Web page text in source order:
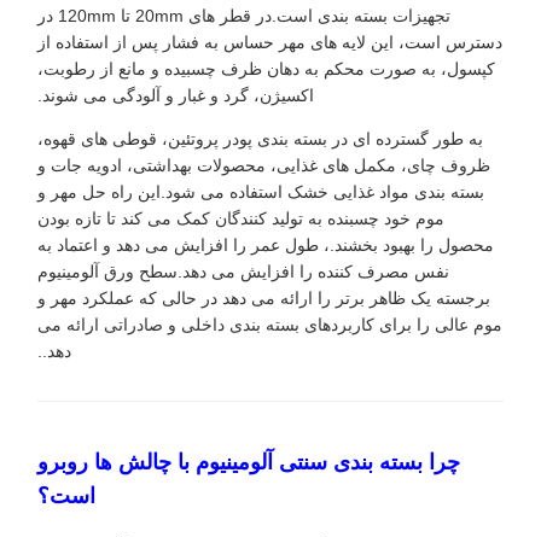
تجهیزات بسته بندی است.در قطر های 20mm تا 120mm در
دسترس است، این لایه های مهر حساس به فشار پس از استفاده از
کپسول، به صورت محکم به دهان ظرف چسبیده و مانع از رطوبت،
اکسیژن، گرد و غبار و آلودگی می شوند.
به طور گسترده ای در بسته بندی پودر پروتئین، قوطی های قهوه،
ظروف چای، مکمل های غذایی، محصولات بهداشتی، ادویه جات و
بسته بندی مواد غذایی خشک استفاده می شود.این راه حل مهر و
موم خود چسبنده به تولید کنندگان کمک می کند تا تازه بودن
محصول را بهبود بخشند.، طول عمر را افزایش می دهد و اعتماد به
نفس مصرف کننده را افزایش می دهد.سطح ورق آلومینیوم
برجسته یک ظاهر برتر را ارائه می دهد در حالی که عملکرد مهر و
موم عالی را برای کاربردهای بسته بندی داخلی و صادراتی ارائه می
دهد..
چرا بسته بندی سنتی آلومینیوم با چالش ها روبرو
است؟